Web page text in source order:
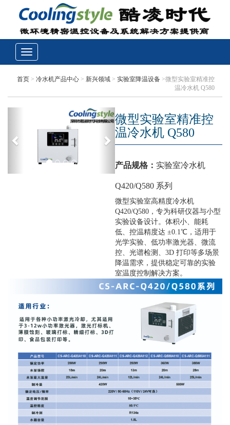
首页 > 冷水机产品中心 > 新兴领域 > 实验室降温设备 >微型实验室精准控
温冷水机 Q580
微型实验室精准控
温冷水机 Q580
产品规格： 实验室冷水机
Q420/Q580 系列
微型实验室高精度冷水机
Q420/Q580，专为科研仪器与小型
实验设备设计。体积小、能耗
低、控温精度达 ±0.1℃，适用于
光学实验、低功率激光器、微流
控、光谱检测、3D 打印等多场景
降温需求，提供稳定可靠的实验
室温度控制解决方案。